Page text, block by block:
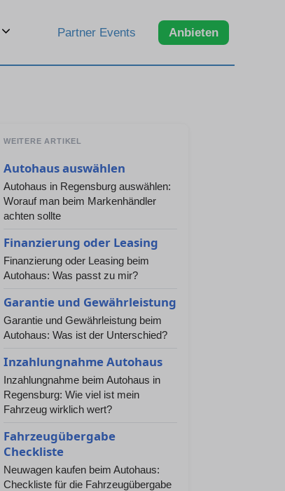
Partner Events Anbieten
WEITERE ARTIKEL
Autohaus auswählen
Autohaus in Regensburg auswählen:
Worauf man beim Markenhändler
achten sollte
Finanzierung oder Leasing
Finanzierung oder Leasing beim
Autohaus: Was passt zu mir?
Garantie und Gewährleistung
Garantie und Gewährleistung beim
Autohaus: Was ist der Unterschied?
Inzahlungnahme Autohaus
Inzahlungnahme beim Autohaus in
Regensburg: Wie viel ist mein
Fahrzeug wirklich wert?
Fahrzeugübergabe
Checkliste
Neuwagen kaufen beim Autohaus:
Checkliste für die Fahrzeugübergabe